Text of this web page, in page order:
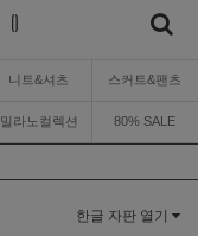
니트&셔츠 스커트&팬츠
밀라노컬렉션 80% SALE
한글 자판 열기